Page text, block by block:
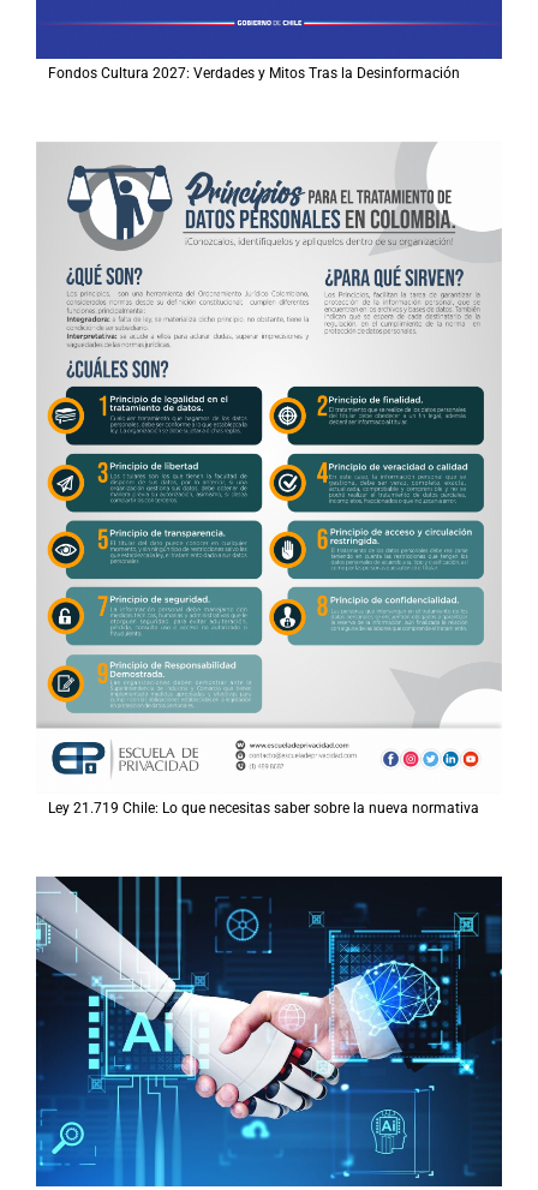
Fondos Cultura 2027: Verdades y Mitos Tras la Desinformación
Ley 21.719 Chile: Lo que necesitas saber sobre la nueva normativa